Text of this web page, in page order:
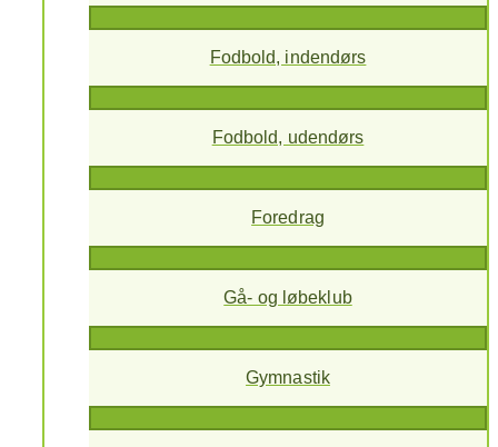
Fodbold, indendørs
Fodbold, udendørs
Foredrag
Gå- og løbeklub
Gymnastik